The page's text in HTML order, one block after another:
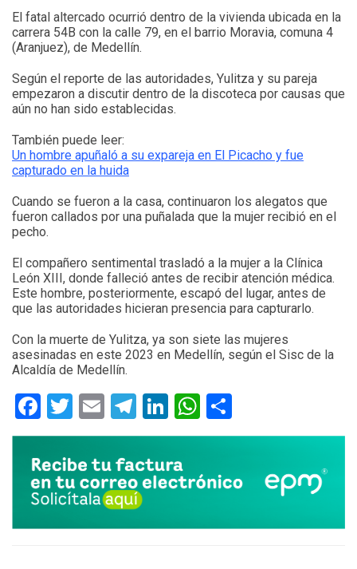
El fatal altercado ocurrió dentro de la vivienda ubicada en la
carrera 54B con la calle 79, en el barrio Moravia, comuna 4
(Aranjuez), de Medellín.
Según el reporte de las autoridades, Yulitza y su pareja
empezaron a discutir dentro de la discoteca por causas que
aún no han sido establecidas.
También puede leer:
Un hombre apuñaló a su expareja en El Picacho y fue
capturado en la huida
Cuando se fueron a la casa, continuaron los alegatos que
fueron callados por una puñalada que la mujer recibió en el
pecho.
El compañero sentimental trasladó a la mujer a la Clínica
León XIII, donde falleció antes de recibir atención médica.
Este hombre, posteriormente, escapó del lugar, antes de
que las autoridades hicieran presencia para capturarlo.
Con la muerte de Yulitza, ya son siete las mujeres
asesinadas en este 2023 en Medellín, según el Sisc de la
Alcaldía de Medellín.
Facebook
Twitter
EmailTelegram
LinkedIn
WhatsApp